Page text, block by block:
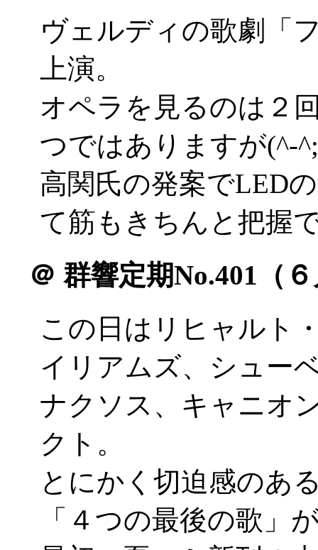
ヴェルディの歌劇「
上演。
オペラを見るのは２
つではありますが(^-
高関氏の発案でLED
て筋もきちんと把握
＠ 群響定期No.401（
この日はリヒャルト
イリアムズ、シュー
ナクソス、キャニオ
クト。
とにかく切迫感のあ
「４つの最後の歌」